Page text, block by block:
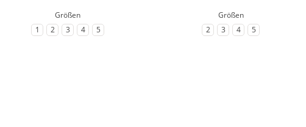
Größen
zu Größe
1 zu Größe
2 zu Größe
3 zu Größe
4 zu Größe
5
Größen
zu Größe
2 zu Größe
3 zu Größe
4 zu Größe
5